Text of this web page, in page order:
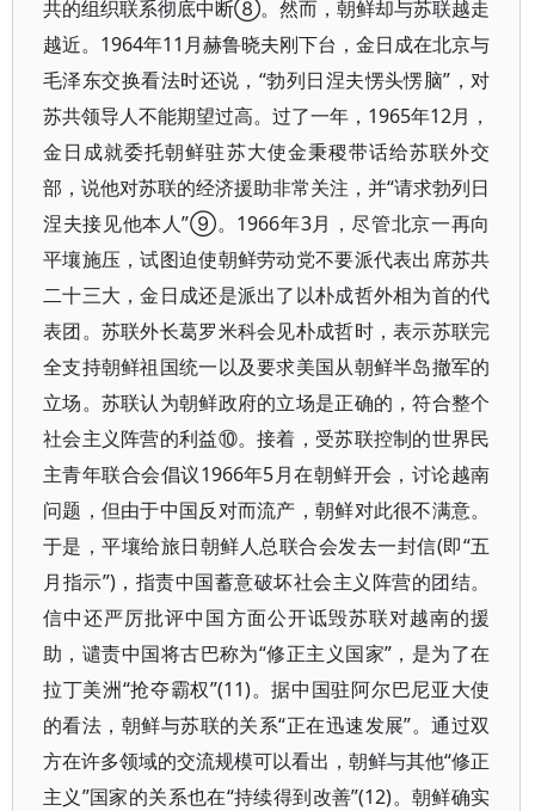
共的组织联系彻底中断⑧。然而，朝鲜却与苏联越走
越近。1964年11月赫鲁晓夫刚下台，金日成在北京与
毛泽东交换看法时还说，“勃列日涅夫愣头愣脑”，对
苏共领导人不能期望过高。过了一年，1965年12月，
金日成就委托朝鲜驻苏大使金秉稷带话给苏联外交
部，说他对苏联的经济援助非常关注，并“请求勃列日
涅夫接见他本人”⑨。1966年3月，尽管北京一再向
平壤施压，试图迫使朝鲜劳动党不要派代表出席苏共
二十三大，金日成还是派出了以朴成哲外相为首的代
表团。苏联外长葛罗米科会见朴成哲时，表示苏联完
全支持朝鲜祖国统一以及要求美国从朝鲜半岛撤军的
立场。苏联认为朝鲜政府的立场是正确的，符合整个
社会主义阵营的利益⑩。接着，受苏联控制的世界民
主青年联合会倡议1966年5月在朝鲜开会，讨论越南
问题，但由于中国反对而流产，朝鲜对此很不满意。
于是，平壤给旅日朝鲜人总联合会发去一封信(即“五
月指示”)，指责中国蓄意破坏社会主义阵营的团结。
信中还严厉批评中国方面公开诋毁苏联对越南的援
助，谴责中国将古巴称为“修正主义国家”，是为了在
拉丁美洲“抢夺霸权”(11)。据中国驻阿尔巴尼亚大使
的看法，朝鲜与苏联的关系“正在迅速发展”。通过双
方在许多领域的交流规模可以看出，朝鲜与其他“修正
主义”国家的关系也在“持续得到改善”(12)。朝鲜确实